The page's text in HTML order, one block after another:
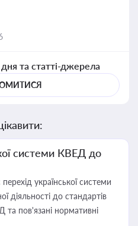
та статті-джерела
системи КВЕД до
української системи
діяльності до стандартів
та пов'язані нормативні